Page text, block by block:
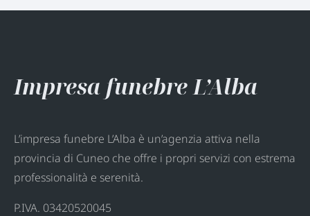
Impresa funebre L’Alba
L’impresa funebre L’Alba è un’agenzia attiva nella
provincia di Cuneo che offre i propri servizi con estrema
professionalità e serenità.
P.IVA. 03420520045